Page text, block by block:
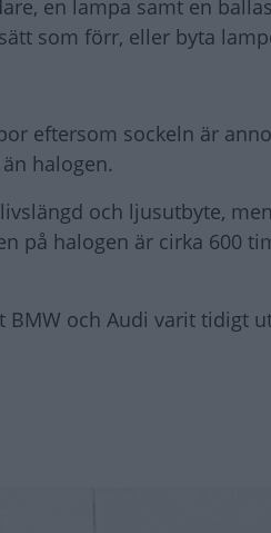
en lampa samt en
som förr, eller byta
eftersom sockeln är
halogen.
och ljusutbyte,
på halogen är cirka 600
och Audi varit tidigt